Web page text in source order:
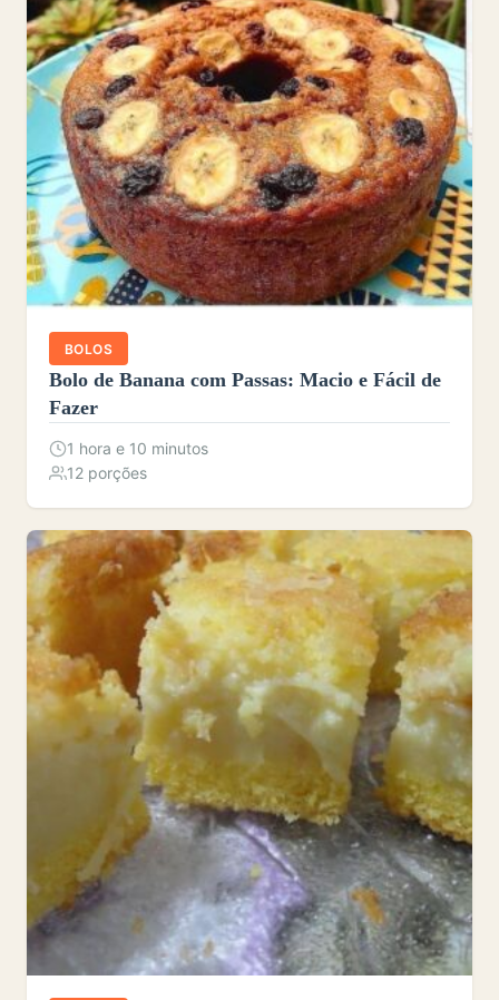
BOLOS
Bolo de Banana com Passas: Macio e Fácil de
Fazer
1 hora e 10 minutos
12 porções